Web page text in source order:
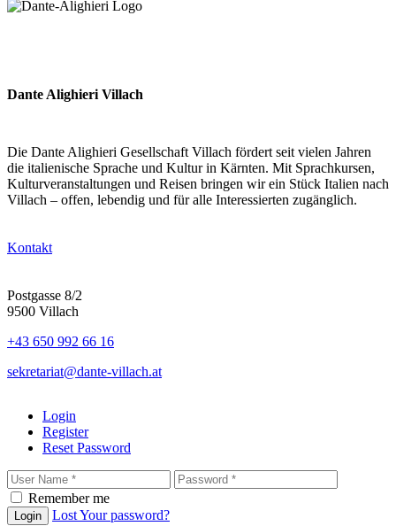
Dante Alighieri Villach
Die Dante Alighieri Gesellschaft Villach fördert seit vielen Jahren
die italienische Sprache und Kultur in Kärnten. Mit Sprachkursen,
Kulturveranstaltungen und Reisen bringen wir ein Stück Italien nach
Villach – offen, lebendig und für alle Interessierten zugänglich.
Kontakt
Postgasse 8/2
9500 Villach
+43 650 992 66 16
sekretariat@dante-villach.at
Login
Register
Reset Password
Remember me
Login
Lost Your password?